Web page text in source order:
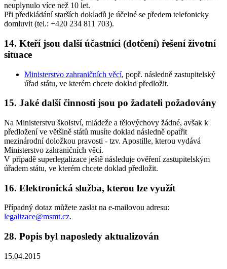
neuplynulo více než 10 let.
Při předkládání starších dokladů je účelné se předem telefonicky
domluvit (tel.: +420 234 811 703).
14. Kteří jsou další účastníci (dotčení) řešení životní
situace
Ministerstvo zahraničních věcí, popř. následně zastupitelský
úřad státu, ve kterém chcete doklad předložit.
15. Jaké další činnosti jsou po žadateli požadovány
Na Ministerstvu školství, mládeže a tělovýchovy žádné, avšak k
předložení ve většině států musíte doklad následně opatřit
mezinárodní doložkou pravosti - tzv. Apostille, kterou vydává
Ministerstvo zahraničních věcí.
V případě superlegalizace ještě následuje ověření zastupitelským
úřadem státu, ve kterém chcete doklad předložit.
16. Elektronická služba, kterou lze využít
Případný dotaz můžete zaslat na e-mailovou adresu:
legalizace@msmt.cz.
28. Popis byl naposledy aktualizován
15.04.2015